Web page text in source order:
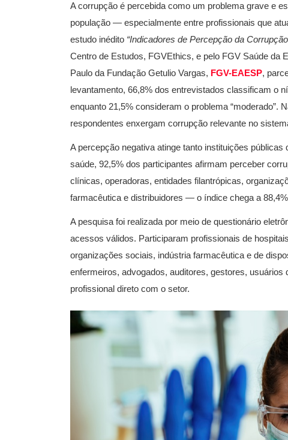
A corrupção é percebida como um problema grave e
população — especialmente entre profissionais que
estudo inédito “Indicadores de Percepção da
Centro de Estudos, FGVEthics, e pelo FGV Saúde da
Paulo da Fundação Getulio Vargas, FGV-EAESP,
levantamento, 66,8% dos entrevistados classificam o
enquanto 21,5% consideram o problema “moderado”.
respondentes enxergam corrupção relevante no
A percepção negativa atinge tanto instituições
saúde, 92,5% dos participantes afirmam perceber
clínicas, operadoras, entidades filantrópicas,
farmacêutica e distribuidores — o índice chega a
A pesquisa foi realizada por meio de questionário
acessos válidos. Participaram profissionais de
organizações sociais, indústria farmacêutica e de
enfermeiros, advogados, auditores, gestores,
profissional direto com o setor.